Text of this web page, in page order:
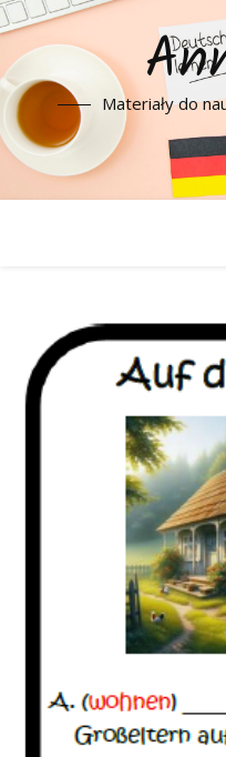
Materiały do